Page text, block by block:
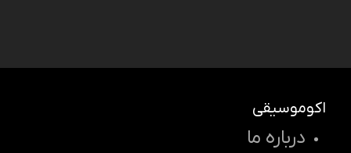
اکوموسیقی
درباره ما